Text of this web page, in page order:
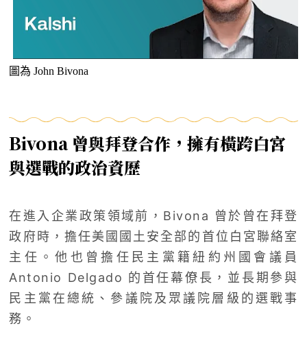
圖為 John Bivona
Bivona 曾與拜登合作，擁有橫跨白宮
與選戰的政治資歷
在進入企業政策領域前，Bivona 曾於曾在拜登
政府時，擔任美國國土安全部的首位白宮聯絡室
主任。他也曾擔任民主黨籍紐約州國會議員
Antonio Delgado 的首任幕僚長，並長期參與
民主黨在總統、參議院及眾議院層級的選戰事
務。